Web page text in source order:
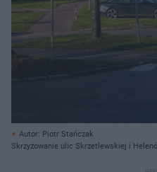
Autor: Piotr Stańczak
Skrzyżowanie ulic Skrzetlewskiej i